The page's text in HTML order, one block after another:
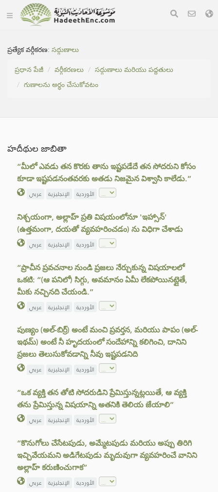
ప్రత్యేక వర్గీకరణ:సద్గుణాలు
ప్రధాన పేజీ
వర్గీకరణలు
సద్గుణాలు మరియు పద్దతులు
గుణాలను అర్ధం చేసుకోవటం
హదీథుల జాబితా
“మీలో ఎవడు తన కొరకు తాను ఇష్టపడేదే తన సోదరుని కోసం
కూడా ఇష్టపడనంతవరకు అతడు నిజమైన విశ్వాసి కాలేడు.”
عربي الإنجليزية الأوردية
నిశ్చయంగా, అల్లాహ్ ప్రతి విషయంలోనూ 'ఇహ్సాన్'
(ఉత్తమంగా, దయతో వ్యవహరించడం) ను విధిగా చేశాడు
عربي الإنجليزية الأوردية
“ప్రాచీన ప్రవచనాల నుండి ప్రజలు నేర్చుకున్న విషయాలలో
ఒకటి: “(ఆ పనిలో) సిగ్గు, అవమానం ఏమీ లేకపోయినట్లైతే,
మీకు నచ్చినది చేయండి.”
عربي الإنجليزية الأوردية
పుణ్యం (అల్-బిర్ర్) అంటే మంచి ప్రవర్తన, మరియు పాపం (అల్-
ఇథమ్) అంటే నీ హృదయంలో సందేహాన్ని కలిగించి, దానిని
ప్రజలు తెలుసుకోవడాన్ని నీవు ఇష్టపడనిది
عربي الإنجليزية الأوردية
“ఒక వ్యక్తి తన తోటి సోదరుడిని ప్రేమిస్తున్నట్లయితే, ఆ వ్యక్తి
తను ప్రేమిస్తున్న విషయాన్ని అతనికి తెలియ జేయాలి”
عربي الإنجليزية الأوردية
“కొనుగోలు చేసేటపుడు, అమ్మేటపుడు మరియు అప్పు తిరిగి
ఇచ్చివేయమని అడిగేటపుడు మృదువుగా వ్యవహరించే వానిని
అల్లాహ్ కరుణించుగాక”
عربي الإنجليزية الأوردية